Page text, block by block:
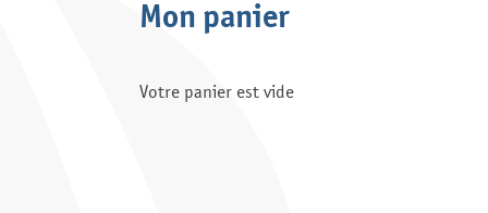
Mon panier
Votre panier est vide